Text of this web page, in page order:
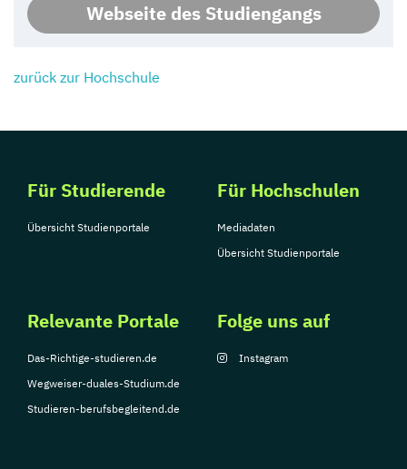
Webseite des Studiengangs
zurück zur Hochschule
Für Studierende
Übersicht Studienportale
Für Hochschulen
Mediadaten
Übersicht Studienportale
Relevante Portale
Das-Richtige-studieren.de
Wegweiser-duales-Studium.de
Studieren-berufsbegleitend.de
Folge uns auf
Instagram